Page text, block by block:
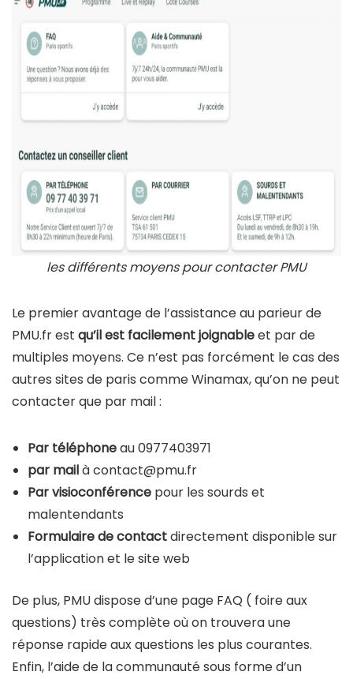
les différents moyens pour contacter PMU
Le premier avantage de l’assistance au parieur de
PMU.fr est qu’il est facilement joignableet par de
multiples moyens. Ce n’est pas forcément le cas des
autres sites de paris comme Winamax, qu’on ne peut
contacter que par mail :
Par téléphoneau 0977403971
par mailà contact@pmu.fr
Par visioconférence pour les sourds et
malentendants
Formulaire de contactdirectement disponible sur
l’application et le site web
De plus, PMU dispose d’une page FAQ ( foire aux
questions) très complète où on trouvera une
réponse rapide aux questions les plus courantes.
Enfin, l’aide de la communauté sous forme d’un